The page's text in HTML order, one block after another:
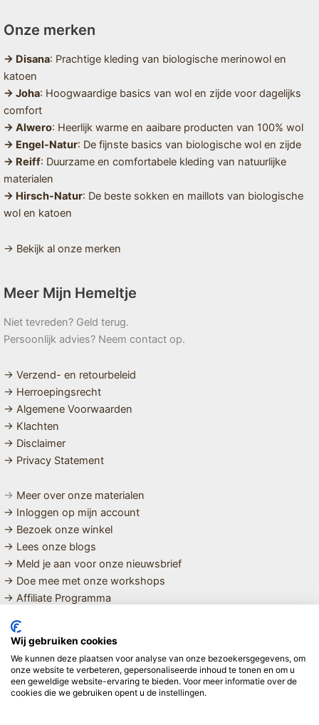
Onze merken
→ Disana: Prachtige kleding van biologische merinowol en
katoen
→ Joha: Hoogwaardige basics van wol en zijde voor dagelijks
comfort
→ Alwero: Heerlijk warme en aaibare producten van 100% wol
→ Engel-Natur: De fijnste basics van biologische wol en zijde
→ Reiff: Duurzame en comfortabele kleding van natuurlijke
materialen
→ Hirsch-Natur: De beste sokken en maillots van biologische
wol en katoen
→ Bekijk al onze merken
Meer Mijn Hemeltje
Niet tevreden? Geld terug.
Persoonlijk advies? Neem contact op.
→ Verzend- en retourbeleid
→ Herroepingsrecht
→ Algemene Voorwaarden
→ Klachten
→ Disclaimer
→ Privacy Statement
→ Meer over onze materialen
→ Inloggen op mijn account
→ Bezoek onze winkel
→ Lees onze blogs
→ Meld je aan voor onze nieuwsbrief
→ Doe mee met onze workshops
→ Affiliate Programma
MET LIEFDE SAMENGESTELDE
BIOLOGISCHE EN DUURZAME PRODUCTEN VOOR HET HELE
GEZIN
Wij gebruiken cookies
We kunnen deze plaatsen voor analyse van onze bezoekersgegevens, om
onze website te verbeteren, gepersonaliseerde inhoud te tonen en om u
een geweldige website-ervaring te bieden. Voor meer informatie over de
cookies die we gebruiken opent u de instellingen.